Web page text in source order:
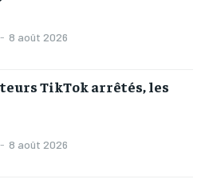
- 8 août 2026
TikTok arrêtés, les
- 8 août 2026